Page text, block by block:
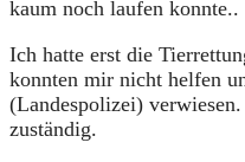
kaum noch laufen konnte..
Ich hatte erst die
konnten mir nicht helfen
(Landespolizei)
zuständig.